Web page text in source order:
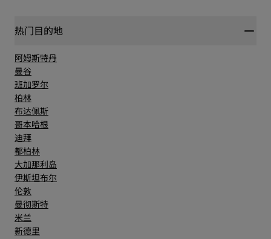
热门目的地
阿姆斯特丹
曼谷
班加罗尔
柏林
布达佩斯
哥本哈根
迪拜
都柏林
大加那利岛
伊斯坦布尔
伦敦
曼彻斯特
米兰
新德里